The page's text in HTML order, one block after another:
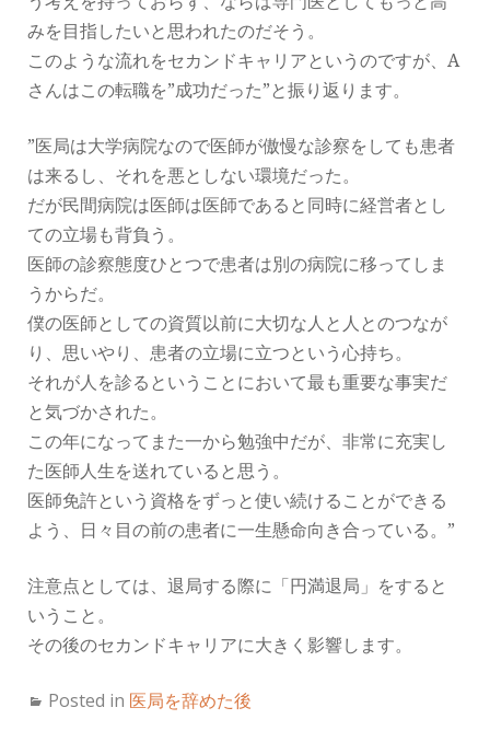
みを目指したいと思われたのだそう。
このような流れをセカンドキャリアというのですが、A
さんはこの転職を”成功だった”と振り返ります。
”医局は大学病院なので医師が傲慢な診察をしても患者
は来るし、それを悪としない環境だった。
だが民間病院は医師は医師であると同時に経営者とし
ての立場も背負う。
医師の診察態度ひとつで患者は別の病院に移ってしま
うからだ。
僕の医師としての資質以前に大切な人と人とのつなが
り、思いやり、患者の立場に立つという心持ち。
それが人を診るということにおいて最も重要な事実だ
と気づかされた。
この年になってまた一から勉強中だが、非常に充実し
た医師人生を送れていると思う。
医師免許という資格をずっと使い続けることができる
よう、日々目の前の患者に一生懸命向き合っている。”
注意点としては、退局する際に「円満退局」をすると
いうこと。
その後のセカンドキャリアに大きく影響します。
Posted in 医局を辞めた後